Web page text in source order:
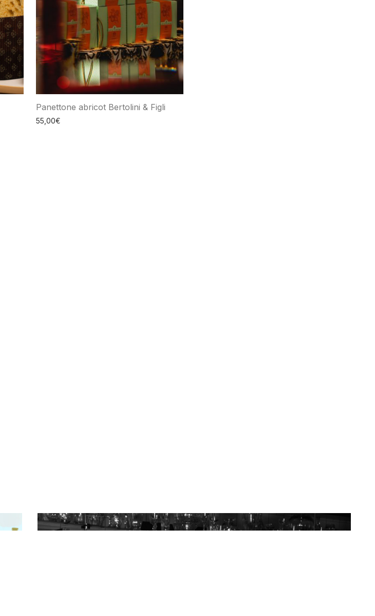
Panettone abricot Bertolini & Figli
55,00€